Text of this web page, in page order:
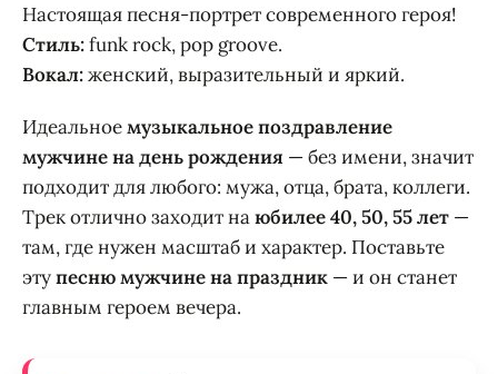
Настоящая песня-портрет современного героя!
Стиль:funk rock, pop groove.
Вокал:женский, выразительный и яркий.
Идеальноемузыкальное поздравление
мужчине на день рождения — без имени, значит
подходит для любого: мужа, отца, брата, коллеги.
Трек отлично заходит наюбилее 40, 50, 55 лет —
там, где нужен масштаб и характер. Поставьте
этупесню мужчине на праздник — и он станет
главным героем вечера.